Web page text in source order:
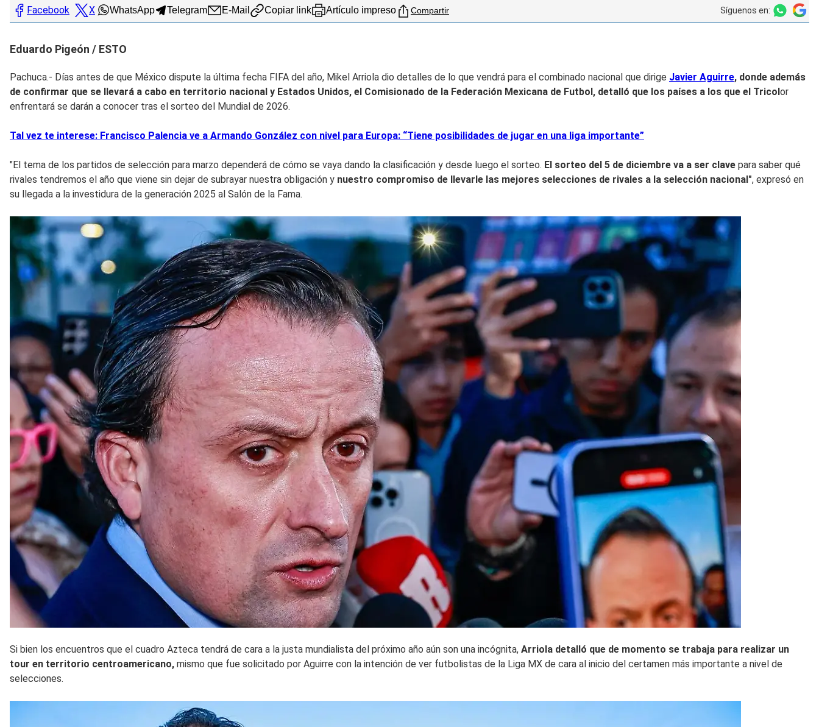
Facebook X WhatsApp Telegram E-Mail Copiar link Artículo impreso Compartir Síguenos en:
Eduardo Pigeón / ESTO
Pachuca.- Días antes de que México dispute la última fecha FIFA del año, Mikel Arriola dio detalles de lo que vendrá para el combinado nacional que dirige Javier Aguirre, donde además
de confirmar que se llevará a cabo en territorio nacional y Estados Unidos, el Comisionado de la Federación Mexicana de Futbol, detalló que los países a los que el Tricolor
enfrentará se darán a conocer tras el sorteo del Mundial de 2026.
Tal vez te interese: Francisco Palencia ve a Armando González con nivel para Europa: “Tiene posibilidades de jugar en una liga importante”
"El tema de los partidos de selección para marzo dependerá de cómo se vaya dando la clasificación y desde luego el sorteo. El sorteo del 5 de diciembre va a ser clave para saber qué
rivales tendremos el año que viene sin dejar de subrayar nuestra obligación y nuestro compromiso de llevarle las mejores selecciones de rivales a la selección nacional", expresó en
su llegada a la investidura de la generación 2025 al Salón de la Fama.
Si bien los encuentros que el cuadro Azteca tendrá de cara a la justa mundialista del próximo año aún son una incógnita, Arriola detalló que de momento se trabaja para realizar un
tour en territorio centroamericano, mismo que fue solicitado por Aguirre con la intención de ver futbolistas de la Liga MX de cara al inicio del certamen más importante a nivel de
selecciones.